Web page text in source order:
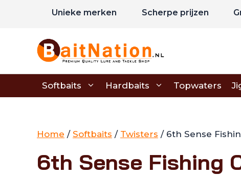
Unieke merken Scherpe prijzen
Softbaits Hardbaits Topwaters
Home / Softbaits / Twisters / 6th Sense
6th Sense Fishing